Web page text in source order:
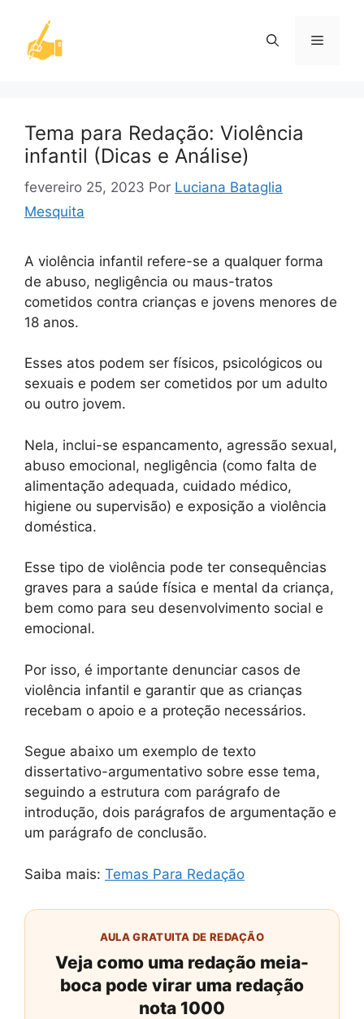
Menu
Tema para Redação: Violência
infantil (Dicas e Análise)
fevereiro 25, 2023 Por Luciana Bataglia
Mesquita
A violência infantil refere-se a qualquer forma
de abuso, negligência ou maus-tratos
cometidos contra crianças e jovens menores de
18 anos.
Esses atos podem ser físicos, psicológicos ou
sexuais e podem ser cometidos por um adulto
ou outro jovem.
Nela, inclui-se espancamento, agressão sexual,
abuso emocional, negligência (como falta de
alimentação adequada, cuidado médico,
higiene ou supervisão) e exposição a violência
doméstica.
Esse tipo de violência pode ter consequências
graves para a saúde física e mental da criança,
bem como para seu desenvolvimento social e
emocional.
Por isso, é importante denunciar casos de
violência infantil e garantir que as crianças
recebam o apoio e a proteção necessários.
Segue abaixo um exemplo de texto
dissertativo-argumentativo sobre esse tema,
seguindo a estrutura com parágrafo de
introdução, dois parágrafos de argumentação e
um parágrafo de conclusão.
Saiba mais: Temas Para Redação
AULA GRATUITA DE REDAÇÃO
Veja como uma redação meia-
boca pode virar uma redação
nota 1000